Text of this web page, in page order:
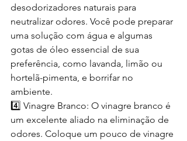
desodorizadores naturais para
neutralizar odores. Você pode preparar
uma solução com água e algumas
gotas de óleo essencial de sua
preferência, como lavanda, limão ou
hortelã-pimenta, e borrifar no
ambiente.
4️⃣ Vinagre Branco: O vinagre branco é
um excelente aliado na eliminação de
odores. Coloque um pouco de vinagre